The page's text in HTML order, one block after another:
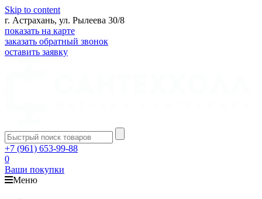
Skip to content
г. Астрахань, ул. Рылеева 30/8
показать на карте
заказать обратный звонок
оставить заявку
+7 (961) 653-99-88
0
Ваши покупки
Меню